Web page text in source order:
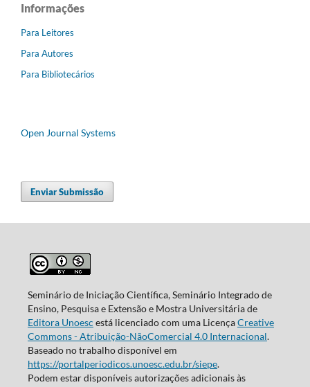
Informações
Para Leitores
Para Autores
Para Bibliotecários
Open Journal Systems
Enviar Submissão
Seminário de Iniciação Científica, Seminário Integrado de
Ensino, Pesquisa e Extensão e Mostra Universitária de
Editora Unoesc está licenciado com uma LicençaCreative
Commons - Atribuição-NãoComercial 4.0 Internacional.
Baseado no trabalho disponível em
https://portalperiodicos.unoesc.edu.br/siepe.
Podem estar disponíveis autorizações adicionais às